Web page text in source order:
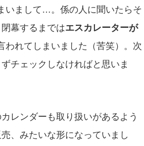
いまして…。係の人に聞いたらそ
幕するまではエスカレーターが
われてしまいました（苦笑）。次
チェックしなければと思いま
レンダーも取り扱いがあるよう
、みたいな形になっていまし